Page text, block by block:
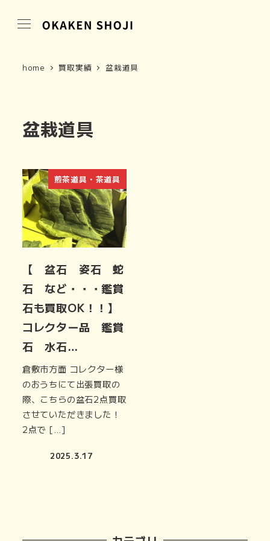
home 買取実績 盆栽道具
盆栽道具
煎茶道具・茶道具
【 盆石 姿石 蛇
石 など・・・鑑賞
石も買取OK！！】
コレクター品 鑑賞
石 水石…
倉敷市方面 コレクター様
のおうちにて出張買取の
際、こちらの盆石2点買取
させていただきました！
2点で […]
2025.3.17